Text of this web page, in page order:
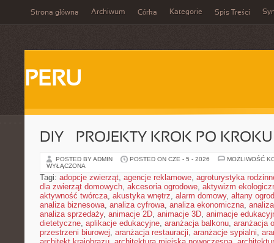
Strona główna Archiwum Córka Kategorie Spis Treści
PERU
DIY – PROJEKTY KROK PO KROKU
POSTED BY ADMIN POSTED ON CZE - 5 - 2026
MOŻLIWOŚĆ
WYŁĄCZONA
Tagi: adopcje zwierząt, agencje reklamowe, agroturystyka
dla zwierząt domowych, akcesoria ogrodowe, aktywizm
aktywność twórcza, akustyka wnętrz, alarm domowy, altany
analiza biznesowa, analiza cyfrowa, analiza ekonomiczna,
analiza sprzedaży, animacje 2D, animacje 3D, animacje
dietetyczne, aplikacje edukacyjne, aranżacja balkonu, aranżacja
przestrzeni biurowej, aranżacja restauracji, aranżacje sypialni,